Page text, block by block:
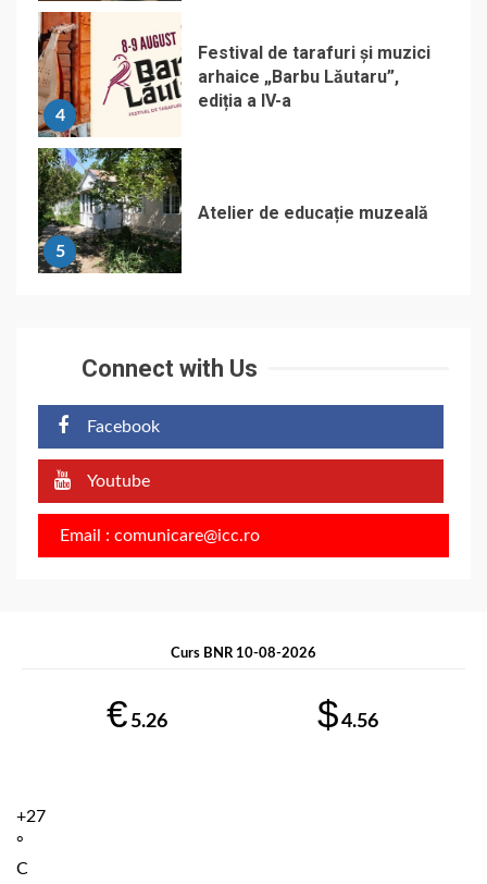
4
Festival de tarafuri și muzici
arhaice „Barbu Lăutaru”,
ediția a IV-a
5
Atelier de educație muzeală
Connect with Us
Facebook
Youtube
Email : comunicare@icc.ro
Curs BNR 10-08-2026
€ 5.26 $4.56
+27
°
C